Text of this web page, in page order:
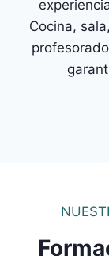
Cocina,